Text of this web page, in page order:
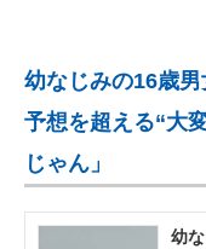
建設×テクノロジーの
ちょっと気になるネッ
幼なじみの16歳
予想を超える“大
じゃん」
幼